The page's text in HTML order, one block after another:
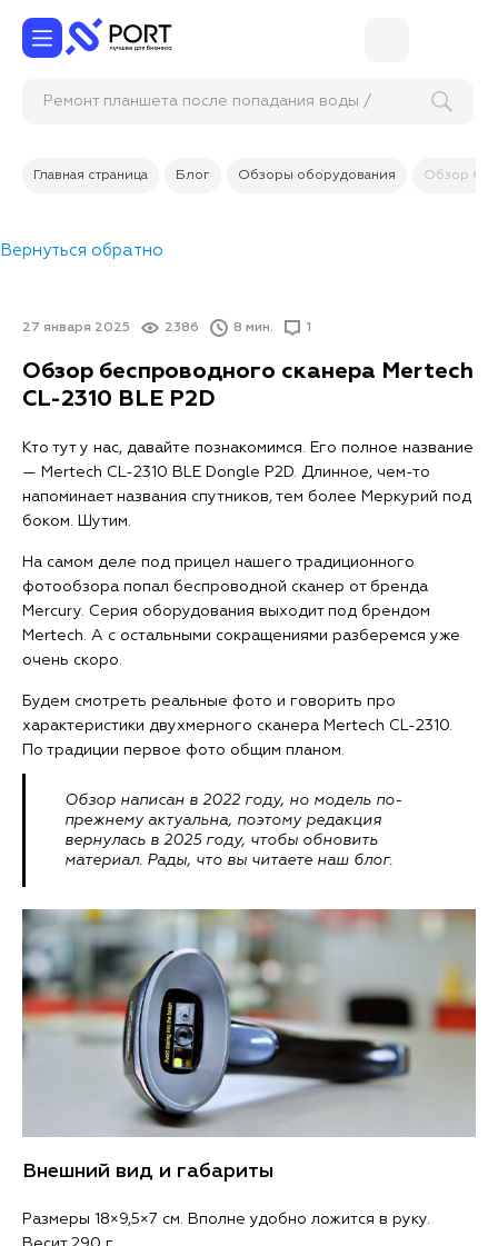
Ремонт планшета после попадания воды /
Главная страница Блог Обзоры оборудования Обзор
Вернуться обратно
27 января 2025 2386 8 мин. 1
Обзор беспроводного сканера Mertech
CL-2310 BLE P2D
Кто тут у нас, давайте познакомимся. Его полное название
— Mertech CL-2310 BLE Dongle P2D. Длинное, чем-то
напоминает названия спутников, тем более Меркурий под
боком. Шутим.
На самом деле под прицел нашего традиционного
фотообзора попал беспроводной сканер от бренда
Mercury. Серия оборудования выходит под брендом
Mertech. А с остальными сокращениями разберемся уже
очень скоро.
Будем смотреть реальные фото и говорить про
характеристики двухмерного сканера Mertech CL-2310.
По традиции первое фото общим планом.
Обзор написан в 2022 году, но модель по-
прежнему актуальна, поэтому редакция
вернулась в 2025 году, чтобы обновить
материал. Рады, что вы читаете наш блог.
Внешний вид и габариты
Размеры 18×9,5×7 см. Вполне удобно ложится в руку.